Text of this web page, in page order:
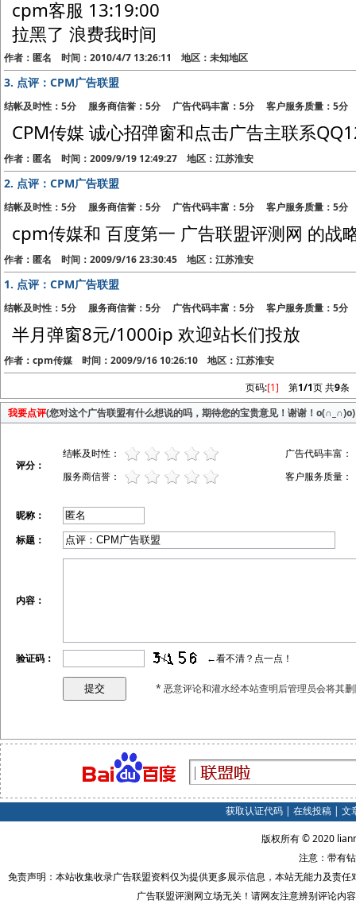
cpm客服 13:19:00
拉黑了 浪费我时间
作者：匿名 时间：2010/4/7 13:26:11 地区：未知地区
3. 点评：CPM广告联盟
结帐及时性：5分 服务商信誉：5分 广告代码丰富：5分 客户服务质量：5分
CPM传媒 诚心招弹窗和点击广告主联系
作者：匿名 时间：2009/9/19 12:49:27 地区：江苏淮安
2. 点评：CPM广告联盟
结帐及时性：5分 服务商信誉：5分 广告代码丰富：5分 客户服务质量：5分
cpm传媒和 百度第一 广告联盟评测网 的战
作者：匿名 时间：2009/9/16 23:30:45 地区：江苏淮安
1. 点评：CPM广告联盟
结帐及时性：5分 服务商信誉：5分 广告代码丰富：5分 客户服务质量：5分
半月弹窗8元/1000ip 欢迎站长们投放
作者：cpm传媒 时间：2009/9/16 10:26:10 地区：江苏淮安
页码:[1] 第1/1页 共9条
我要点评(您对这个广告联盟有什么想说的吗，期待您的宝贵意见！谢谢！o(∩_∩)o)
评分：
结帐及时性：
广告代码丰富：
服务商信誉：
客户服务质量：
昵称：
标题：
内容：
验证码： ←看不清？点一点！
* 恶意评论和灌水经本站查明后管理员会将其
获取认证代码| 在线投稿| 文
版权所有 © 2020
注意：带有
免责声明：本站收集收录广告联盟资料仅为提供更多展示信息，本站无能力及责
广告联盟评测网立场无关！请网友注意辨别评论内